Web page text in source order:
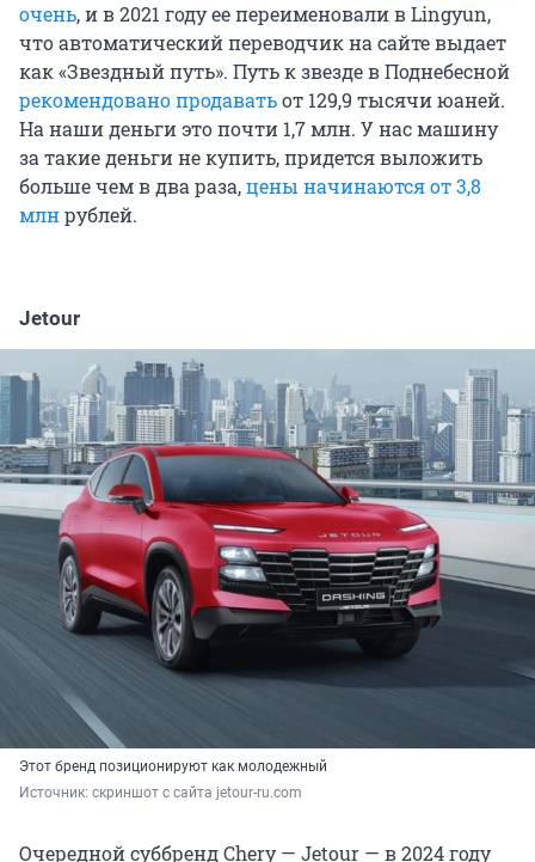
очень, и в 2021 году ее переименовали в Lingyun,
что автоматический переводчик на сайте выдает
как «Звездный путь». Путь к звезде в Поднебесной
рекомендовано продаватьот 129,9 тысячи юаней.
На наши деньги это почти 1,7 млн. У нас машину
за такие деньги не купить, придется выложить
больше чем в два раза,цены начинаются от 3,8
млнрублей.
Jetour
Этот бренд позиционируют как молодежный
Источник: скриншот с сайта jetour-ru.com
Очередной суббренд Chery — Jetour — в 2024 году